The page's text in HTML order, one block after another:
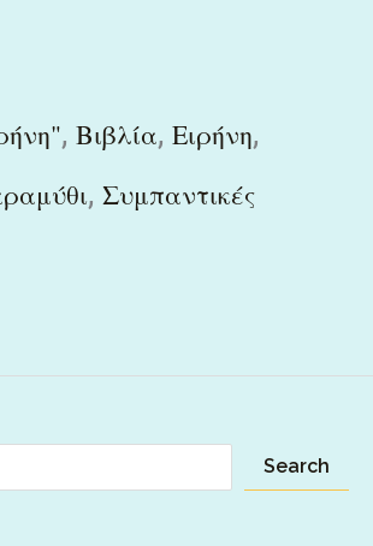
, Βιβλία, Ειρήνη,
, Συμπαντικές
Search